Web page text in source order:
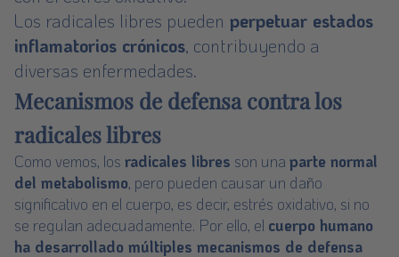
Los radicales libres pueden perpetuar estados
inflamatorios crónicos, contribuyendo a
diversas enfermedades.
Mecanismos de defensa contra los
radicales libres
Como vemos, los radicales libres son una parte normal
del metabolismo, pero pueden causar un daño
significativo en el cuerpo, es decir, estrés oxidativo, si no
se regulan adecuadamente. Por ello, el cuerpo humano
ha desarrollado múltiples mecanismos de defensa